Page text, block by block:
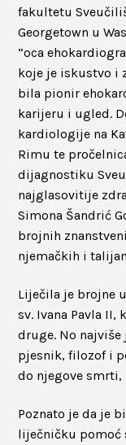
fakultetu
Georgetown u
“oca
koje je iskustvo i
bila pionir
karijeru i ugled.
kardiologije na
Rimu te
dijagnostiku
najglasovitije
Simona Šandrić
brojnih
njemačkih i
Liječila je brojne
sv. Ivana Pavla II,
druge. No
pjesnik, filozof i
do njegove smrti,
Poznato je da je
liječničku pomoć